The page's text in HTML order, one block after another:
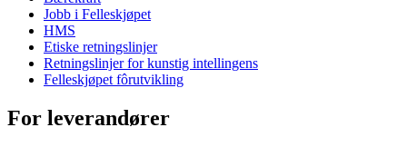
Jobb i Felleskjøpet
HMS
Etiske retningslinjer
Retningslinjer for kunstig intellingens
Felleskjøpet fôrutvikling
For leverandører